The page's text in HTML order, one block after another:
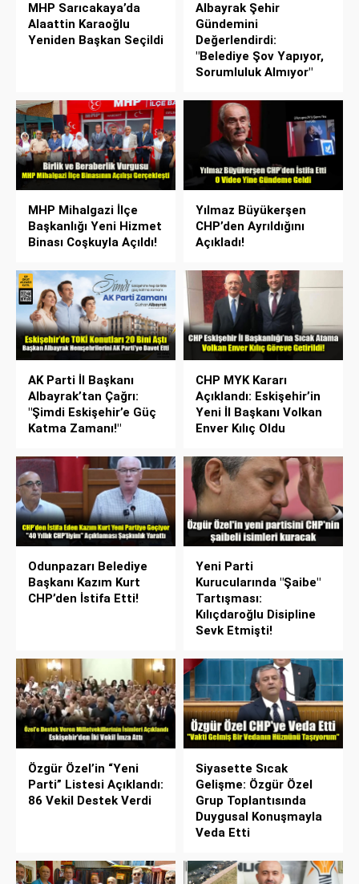
MHP Sarıcakaya’da
Alaattin Karaoğlu
Yeniden Başkan Seçildi
Albayrak Şehir
Gündemini
Değerlendirdi:
"Belediye Şov Yapıyor,
Sorumluluk Almıyor"
MHP Mihalgazi İlçe
Başkanlığı Yeni Hizmet
Binası Coşkuyla Açıldı!
Yılmaz Büyükerşen
CHP’den Ayrıldığını
Açıkladı!
AK Parti İl Başkanı
Albayrak’tan Çağrı:
"Şimdi Eskişehir’e Güç
Katma Zamanı!"
CHP MYK Kararı
Açıklandı: Eskişehir’in
Yeni İl Başkanı Volkan
Enver Kılıç Oldu
Odunpazarı Belediye
Başkanı Kazım Kurt
CHP’den İstifa Etti!
Yeni Parti
Kurucularında "Şaibe"
Tartışması:
Kılıçdaroğlu Disipline
Sevk Etmişti!
Özgür Özel’in “Yeni
Parti” Listesi Açıklandı:
86 Vekil Destek Verdi
Siyasette Sıcak
Gelişme: Özgür Özel
Grup Toplantısında
Duygusal Konuşmayla
Veda Etti